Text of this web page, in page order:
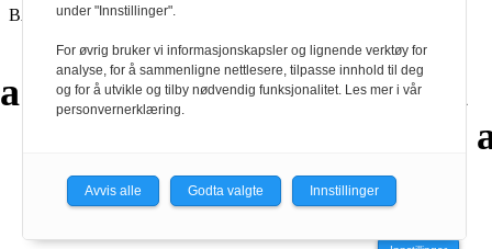
BALLADE — NORGES MUSIKKMAGASIN
a
a
aa
aa
aa
a
under "Innstillinger".
For øvrig bruker vi informasjonskapsler og lignende verktøy for
analyse, for å sammenligne nettlesere, tilpasse innhold til deg
og for å utvikle og tilby nødvendig funksjonalitet. Les mer i vår
personvernerklæring.
Avvis alle Godta valgte Innstillinger